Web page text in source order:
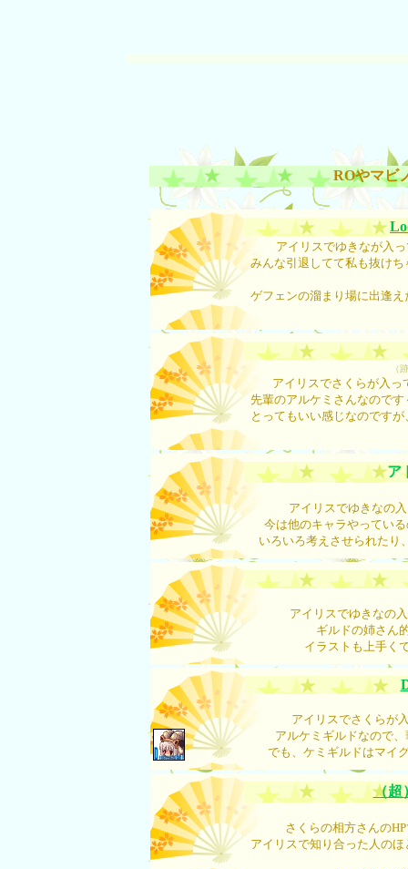
ROやマビ
アイリスでゆきなが入
みんな引退してて私も抜け
ゲフェンの溜まり場に出逢
（跡
アイリスでさくらが入っ
先輩のアルケミさんなので
とってもいい感じなのです
ア
アイリスでゆきなの
今は他のキャラやってい
いろいろ考えさせられたり
アイリスでゆきなの
ギルドの姉さん
イラストも上手く
アイリスでさくらが
アルケミギルドなので
でも、ケミギルドはマイ
（超
さくらの相方さんの
アイリスで知り合った人の